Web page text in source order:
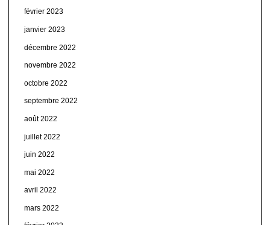
février 2023
janvier 2023
décembre 2022
novembre 2022
octobre 2022
septembre 2022
août 2022
juillet 2022
juin 2022
mai 2022
avril 2022
mars 2022